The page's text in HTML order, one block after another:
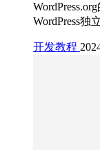
WordPress
开发教程